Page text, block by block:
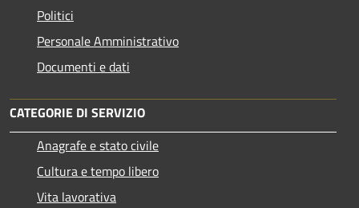
Politici
Personale Amministrativo
Documenti e dati
CATEGORIE DI SERVIZIO
Anagrafe e stato civile
Cultura e tempo libero
Vita lavorativa